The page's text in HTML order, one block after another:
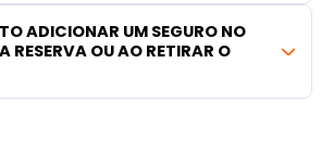
ADICIONAR UM SEGURO NO
RESERVA OU AO RETIRAR O